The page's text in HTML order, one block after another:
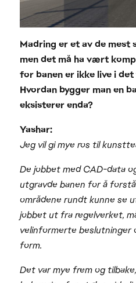
Madring er et av de mest
men det må ha vært
for banen er ikke live i
Hvordan bygger man en
eksisterer enda?
Yashar:
Jeg vil gi mye ros til
De jobbet med CAD-data
utgravde banen for å
områdene rundt kunne se
jobbet ut fra regelverket,
velinformerte beslutninger
form.
Det var mye frem og